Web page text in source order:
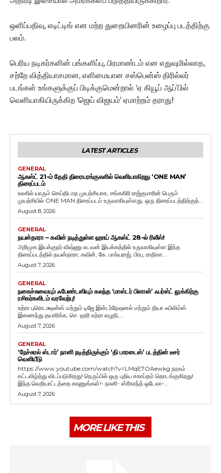
ஒளிப்பதிவு, எடிட்டிங் என மற்ற துறையினரின் உழைப்பு படத்திற்கு
பலம்.
பெரிய நடிகர்களின் பங்களிப்பு, பிரமாண்டம் என எதுவுமில்லாத,
சற்றே வித்தியாசமான, எளிமையான சஸ்பென்ஸ் திரில்லர்
படங்கள் உங்களுக்குப் பிடிக்குமென்றால் ‘ஏ கியூப் ஆப்’பில்
வெளியாகியிருக்கிற ‘ஜெய் விஜயம்’ ஏமாற்றம் தராது!
LATEST ARTICLES
GENERAL
ஆகஸ்ட் 21-ம் தேதி திரையரங்குகளில் வெளியாகிறது ‘ONE MAN’
திரைப்படம்
உலகில் யாரும் செய்திடாத முயற்சியாக, சங்ககிரி ராஜ்குமாரின் பெரும்
முயற்சியில் ONE MAN திரைப்படம் உருவாகியுள்ளது. ஒரு திரைப்படத்திற்குத்...
August 8, 2026
GENERAL
நயன்தாரா – கவின் நடித்துள்ள ஹாய் ஆகஸ்ட் 28-ல் ரிலீஸ்!
அறிமுக இயக்குநர் விஷ்ணு எடவன் இயக்கத்தில் உருவாகியுள்ள இந்த
திரைப்படத்தில் நயன்தாரா, கவின், கே. பாக்யராஜ், பிரபு, ராதிகா...
August 7, 2026
GENERAL
நகைச்சுவையும் ஃபேண்டஸியும் கலந்த ‘மாஸ்டர் பிளான்’ ஃபர்ஸ்ட் லுக்கிற்கு
ரசிகர்களிடம் வரவேற்பு!
உத்ரா புரொடக்ஷன்ஸ் மற்றும் டிஜே இன்டர்நேஷனல் மற்றும் தியா ஃபிலிம்ஸ்
இணைந்து தயாரிக்க, செ. ஹரி உத்ரா எழுதி,...
August 7, 2026
GENERAL
‘நேச்சுரல் ஸ்டார்’ நானி நடித்திருக்கும் ‘தி பாரடைஸ்’ படத்தின் டீசர்
வெளியீடு
https://www.youtube.com/watch?v=LMqE7OAewkg நரகம்
கட்டவிழ்த்து விடப்படுகிறது! நெருப்பில் ஒரு புதிய சகாப்தம் தொடங்குகிறது!
இந்த வெறியாட்டத்தை காணுங்கள்!- நானி- ஸ்ரீகாந்த் ஒடேலா-...
August 7, 2026
MORE LIKE THIS